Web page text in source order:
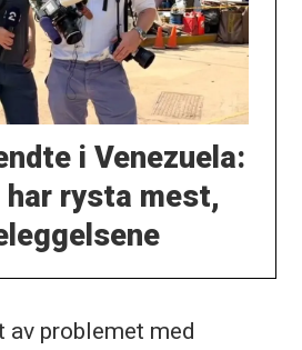
i Venezuela:
har rysta mest,
problemet med